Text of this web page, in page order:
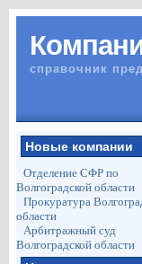
справочник
Новые компании
Отделение СФР по
Волгоградской области
Прокуратура
области
Арбитражный суд
Волгоградской области